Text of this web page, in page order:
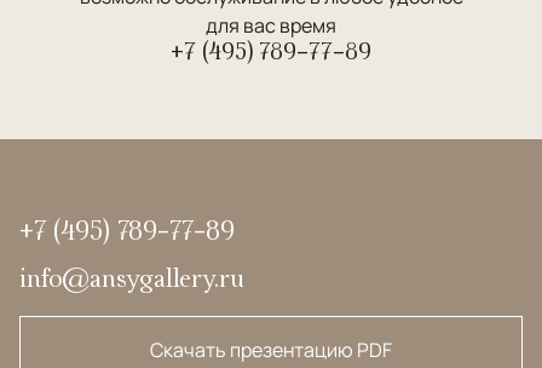
для вас время
+7 (495) 789-77-89
+7 (495) 789-77-89
info@ansygallery.ru
Скачать презентацию PDF